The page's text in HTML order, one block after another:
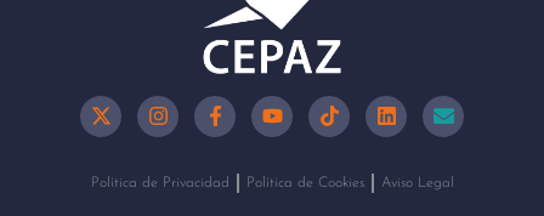
Política de Privacidad Política de Cookies Aviso Legal